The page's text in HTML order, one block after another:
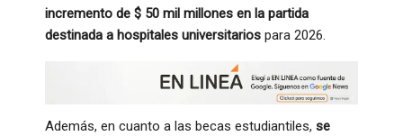
incremento de $ 50 mil millones en la partida
destinada a hospitales universitarios para 2026.
Además, en cuanto a las becas estudiantiles, se